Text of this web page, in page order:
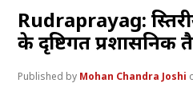
Rudraprayag:
के दृष्टिगत प्रशासनिक
Mohan Chandra Joshi